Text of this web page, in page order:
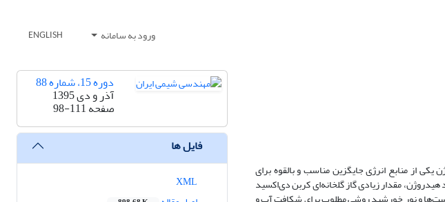
ورود به سامانه ENGLISH
از منابع انرژی جایگزین مناسب و بالقوه برای
مقدار زیادی گاز گلخانه‌ای کربن دی‌اکسید
دوره 15، شماره 88
آذر و دی 1395
صفحه98-111
فایل ها